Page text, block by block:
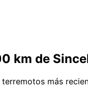
km de
más